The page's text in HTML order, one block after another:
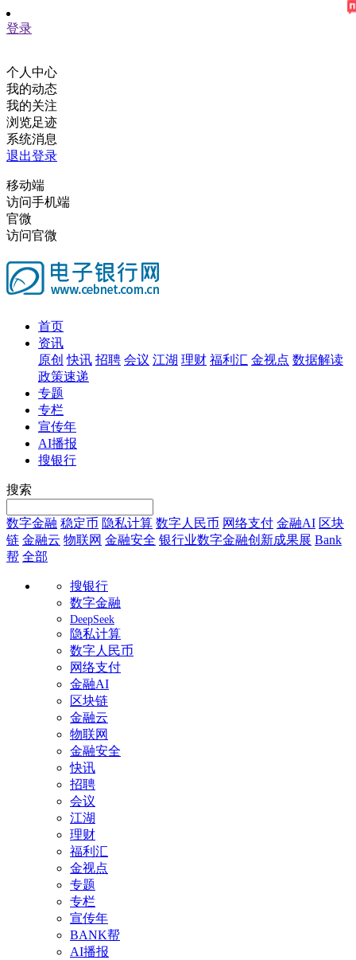
登录
个人中心
我的动态
我的关注
浏览足迹
系统消息
退出登录
移动端
访问手机端
官微
访问官微
首页
资讯
原创 快讯 招聘 会议 江湖 理财 福利汇 金视点 数据解读
政策速递
专题
专栏
宣传年
AI播报
搜银行
搜索
数字金融 稳定币 隐私计算 数字人民币 网络支付 金融AI 区块
链 金融云 物联网 金融安全 银行业数字金融创新成果展 Bank
帮 全部
搜银行
数字金融
DeepSeek
隐私计算
数字人民币
网络支付
金融AI
区块链
金融云
物联网
金融安全
快讯
招聘
会议
江湖
理财
福利汇
金视点
专题
专栏
宣传年
BANK帮
AI播报